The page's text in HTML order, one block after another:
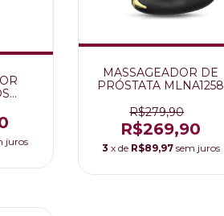
juros
MASSAGEADOR DE
PRÓSTATA MLNA1258
R$279,90
R$269,90
3 x de R$89,97 sem juros